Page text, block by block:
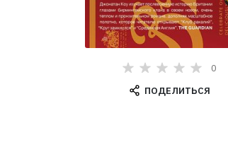
0
ПОДЕЛИТЬСЯ